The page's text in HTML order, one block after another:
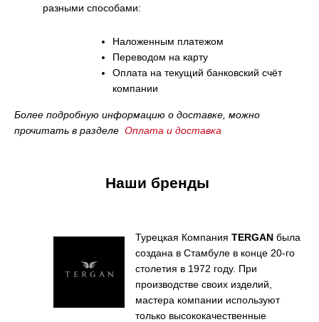
разными способами:
наложенным платежом
переводом на карту
оплата на текущий банковский счёт
компании
Более подробную информацию о доставке, можно
прочитать в разделе Оплата и доставка
Наши бренды
Турецкая Компания TERGAN была
создана в Стамбуле в конце 20-го
столетия в 1972 году. При
производстве своих изделий,
мастера компании используют
только высококачественные